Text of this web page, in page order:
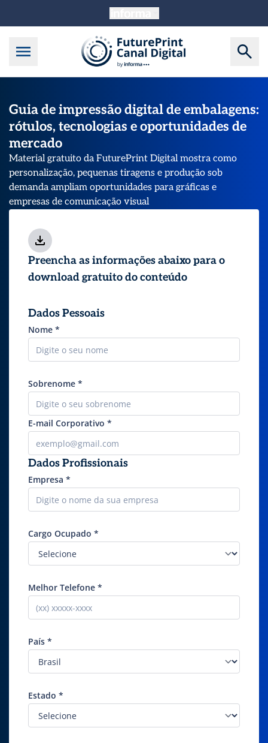
Guia de impressão digital de embalagens:
rótulos, tecnologias e oportunidades de
mercado
Material gratuito da FuturePrint Digital mostra como
personalização, pequenas tiragens e produção sob
demanda ampliam oportunidades para gráficas e
empresas de comunicação visual
Preencha as informações abaixo para o
download gratuito do conteúdo
Dados Pessoais
Nome *
Sobrenome *
E-mail Corporativo *
Dados Profissionais
Empresa *
Cargo Ocupado *
Melhor Telefone *
País *
Estado *